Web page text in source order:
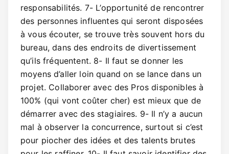
responsabilités. 7- L’opportunité de rencontrer
des personnes influentes qui seront disposées
à vous écouter, se trouve très souvent hors du
bureau, dans des endroits de divertissement
qu’ils fréquentent. 8- Il faut se donner les
moyens d’aller loin quand on se lance dans un
projet. Collaborer avec des Pros disponibles à
100% (qui vont coûter cher) est mieux que de
démarrer avec des stagiaires. 9- Il n’y a aucun
mal à observer la concurrence, surtout si c’est
pour piocher des idées et des talents brutes